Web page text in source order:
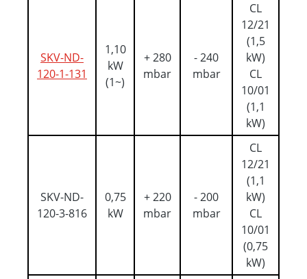
SKV-ND-
120-1-131
1,10
kW
(1~)
+ 280
mbar
- 240
mbar
CL
12/21
(1,5
kW)
CL
10/01
(1,1
kW)
SKV-ND-
120-3-816
0,75
kW
+ 220
mbar
- 200
mbar
CL
12/21
(1,1
kW)
CL
10/01
(0,75
kW)